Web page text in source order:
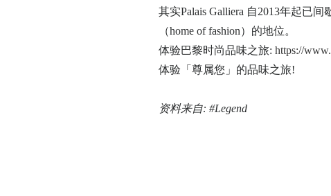
其实Palais Galliera 自2013年起已
（home of fashion）的地位。
体验巴黎时尚品味之旅: https://
体验「尊属您」的品味之旅!
资料来自: #Legend